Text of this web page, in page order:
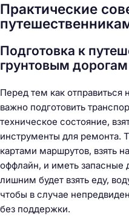
Практические
Подготовка к
грунтовым дорогам
Перед тем как отправиться
важно подготовить
техническое состояние,
инструменты для ремонта.
картами маршрутов, взять
оффлайн, и иметь
лишним будет взять еду,
чтобы в случае
без поддержки.
а
й
и
: